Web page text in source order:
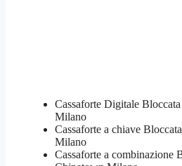
Cassaforte Digitale
Milano
Cassaforte a chiave
Milano
Cassaforte a combinazione